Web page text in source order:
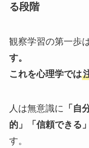
る段階
観察学習の第一歩は
す。
これを心理学では
人は無意識に 「自
的」「信頼できる」
す。